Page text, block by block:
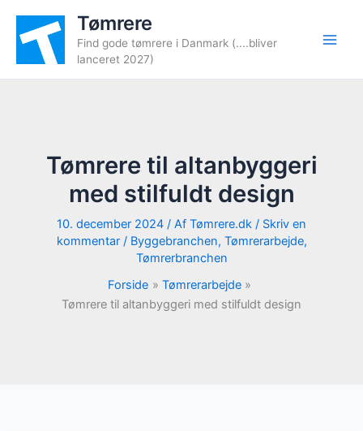
indholdet
Tømrere
Find gode tømrere i Danmark (....bliver
lanceret 2027)
Tømrere til altanbyggeri
med stilfuldt design
10. december 2024 / Af Tømrere.dk / Skriv en
kommentar / Byggebranchen, Tømrerarbejde,
Tømrerbranchen
Forside
Tømrerarbejde
Tømrere til altanbyggeri med stilfuldt design